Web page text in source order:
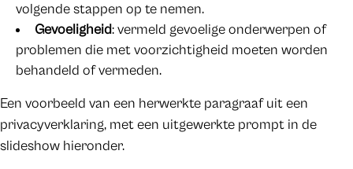
volgende stappen op te nemen.
Gevoeligheid: vermeld gevoelige onderwerpen of
problemen die met voorzichtigheid moeten worden
behandeld of vermeden.
Een voorbeeld van een herwerkte paragraaf uit een
privacyverklaring, met een uitgewerkte prompt in de
slideshow hieronder.